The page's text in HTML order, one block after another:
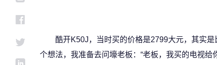
酷开K50J，当时买的价格是2799大元，其实
个想法，我准备去问壕老板：“老板，我买的电视